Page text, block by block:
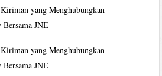
Kiriman yang Menghubungkan
JNE
Kiriman yang Menghubungkan
JNE